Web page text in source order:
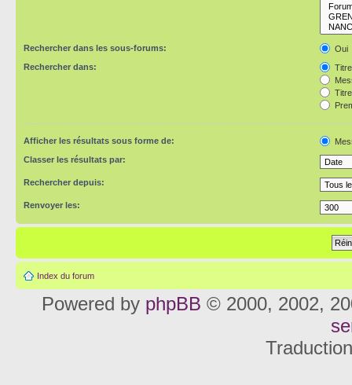
Rechercher dans les sous-forums:
Oui
Rechercher dans:
Afficher les résultats sous forme de:
Classer les résultats par:
Rechercher depuis:
Renvoyer les:
Index du forum
Powered by phpBB © 2000, 2002,